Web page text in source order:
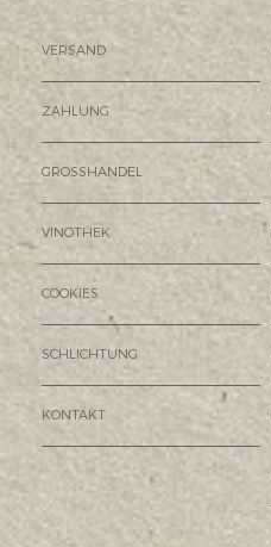
VERSAND
ZAHLUNG
GROSSHANDEL
VINOTHEK
COOKIES
SCHLICHTUNG
KONTAKT